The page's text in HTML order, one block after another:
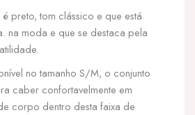
preto, tom clássico e que está
na moda e que se destaca pela
no tamanho S/M, o conjunto
caber confortavelmente em
corpo dentro desta faixa de